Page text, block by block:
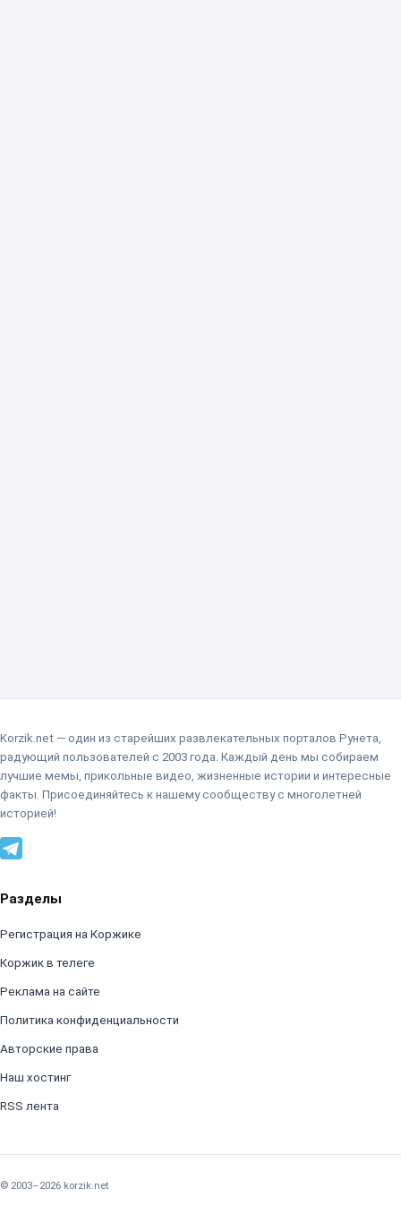
Korzik.net — один из старейших развлекательных порталов Рунета,
радующий пользователей с 2003 года. Каждый день мы собираем
лучшие мемы, прикольные видео, жизненные истории и интересные
факты. Присоединяйтесь к нашему сообществу с многолетней
историей!
Разделы
Регистрация на Коржике
Коржик в телеге
Реклама на сайте
Политика конфиденциальности
Авторские права
Наш хостинг
RSS лента
© 2003–2026 korzik.net